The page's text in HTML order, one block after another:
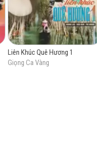
Liên Khúc Quê Hương 1
Giọng Ca Vàng